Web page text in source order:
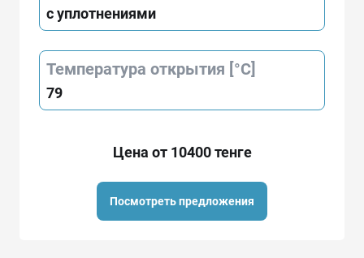
с уплотнениями
Температура открытия [°C]
79
Цена от 10400 тенге
Посмотреть предложения